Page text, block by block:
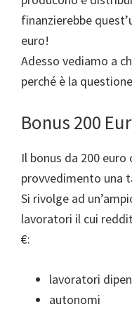
finanzierebbe
euro!
Adesso vediamo a
perché è la
Bonus 200
Il bonus da 200
provvedimento una
Si rivolge ad
lavoratori il cui
€:
lavoratori
autonomi